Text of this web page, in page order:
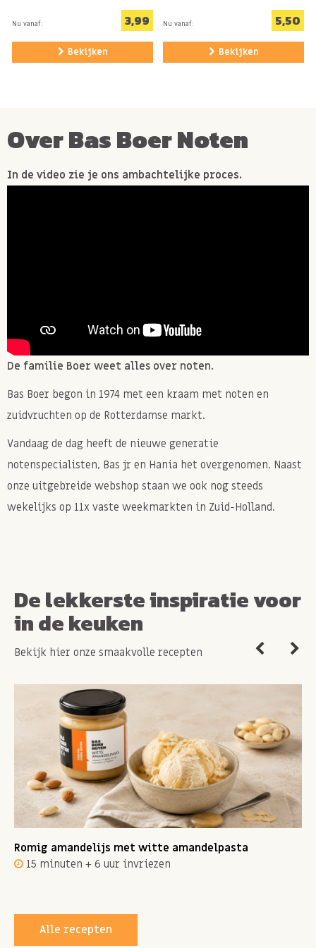
tussendoortje of als toevoeging aan ontbijt, lunch of
diner. Walnoten smaken ook heerlijk krokant in een
zelfgebakken cake of taart!
Allergenen:
bevatten.
Nu vanaf: 3,99
Bekijken
Nu vanaf: 5,50
Bekijken
Over Bas Boer Noten
De familie Boer weet alles over noten.
Bas Boer begon in 1974 met een kraam met noten en
zuidvruchten op de Rotterdamse markt.
Vandaag de dag heeft de nieuwe generatie
notenspecialisten, Bas jr en Hania het overgenomen. Naast
onze uitgebreide webshop staan we ook nog steeds
wekelijks op 11x vaste weekmarkten in Zuid-Holland.
In de video zie je ons ambachtelijke proces.
De lekkerste inspiratie voor
in de keuken
Bekijk hier onze smaakvolle recepten
Romig amandelijs met witte amandelpasta
15 minuten + 6 uur invriezen
Alle recepten